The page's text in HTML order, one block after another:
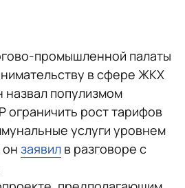
промышленной палаты
в сфере ЖКХ
назвал популизмом
рост тарифов
услуги уровнем
заявил в разговоре с